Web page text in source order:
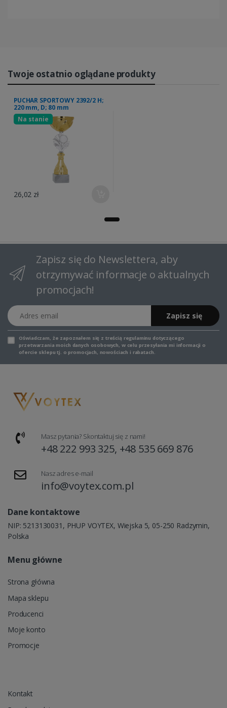
Twoje ostatnio oglądane produkty
PUCHAR SPORTOWY 2392/2 H;
220 mm, D; 80 mm
Na stanie
26,02 zł
Zapisz się do Newslettera, aby
otrzymywać informacje o aktualnych
promocjach!
Adres email
Zapisz się
Oświadczam, że zapoznałem się z treścią regulaminu dotyczącego
przetwarzania moich danych osobowych, w celu przesyłania mi informacji o
ofercie sklepu tj. o promocjach, nowościach i rabatach.
Masz pytania? Skontaktuj się z nami!
+48 222 993 325, +48 535 669 876
Nasz adres e-mail
info@voytex.com.pl
Dane kontaktowe
NIP: 5213130031, PHUP VOYTEX, Wiejska 5, 05-250 Radzymin,
Polska
Menu główne
Strona główna
Mapa sklepu
Producenci
Moje konto
Promocje
Kontakt